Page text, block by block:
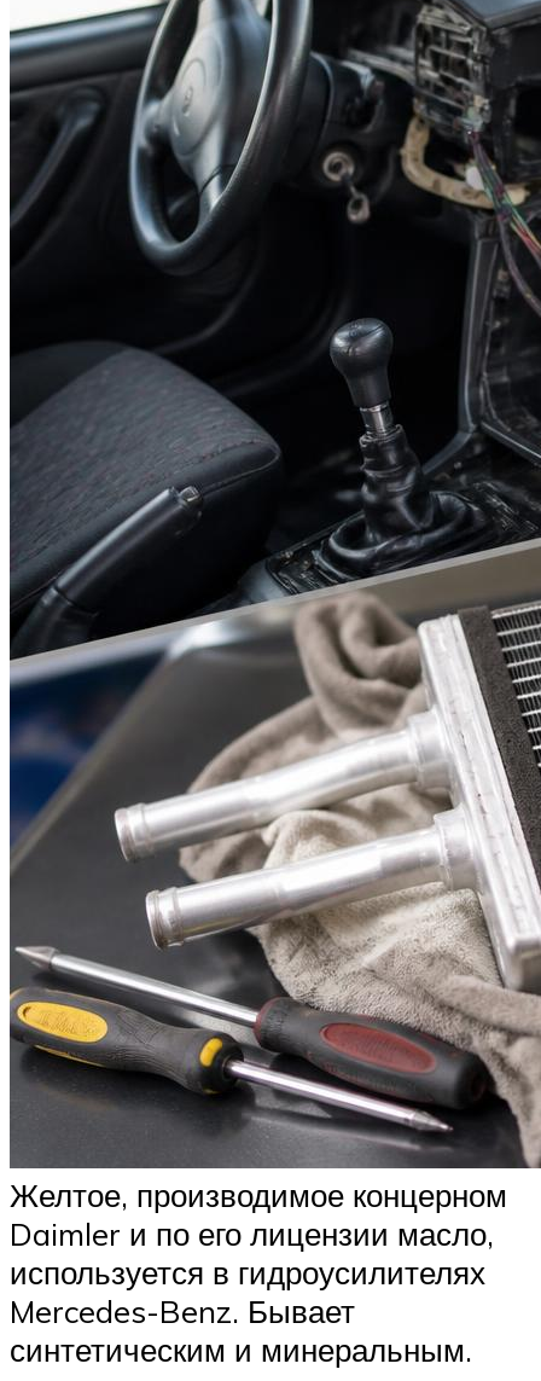
Желтое, производимое концерном
Daimler и по его лицензии масло,
используется в гидроусилителях
Mercedes-Benz. Бывает
синтетическим и минеральным.